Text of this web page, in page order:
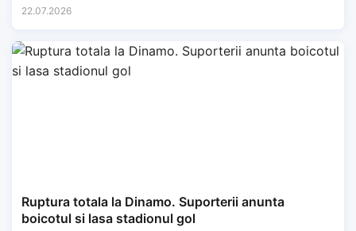
22.07.2026
Ruptura totala la Dinamo. Suporterii anunta
boicotul si lasa stadionul gol